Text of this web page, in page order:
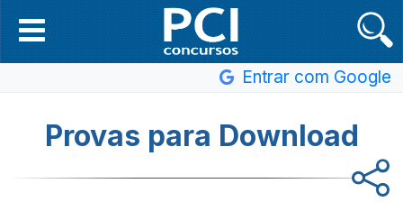
Entrar com Google
Provas para Download